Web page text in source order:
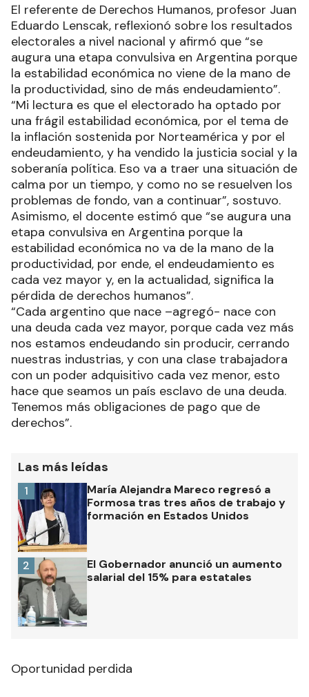
El referente de Derechos Humanos, profesor Juan
Eduardo Lenscak, reflexionó sobre los resultados
electorales a nivel nacional y afirmó que “se
augura una etapa convulsiva en Argentina porque
la estabilidad económica no viene de la mano de
la productividad, sino de más endeudamiento”.
“Mi lectura es que el electorado ha optado por
una frágil estabilidad económica, por el tema de
la inflación sostenida por Norteamérica y por el
endeudamiento, y ha vendido la justicia social y la
soberanía política. Eso va a traer una situación de
calma por un tiempo, y como no se resuelven los
problemas de fondo, van a continuar”, sostuvo.
Asimismo, el docente estimó que “se augura una
etapa convulsiva en Argentina porque la
estabilidad económica no va de la mano de la
productividad, por ende, el endeudamiento es
cada vez mayor y, en la actualidad, significa la
pérdida de derechos humanos”.
“Cada argentino que nace –agregó- nace con
una deuda cada vez mayor, porque cada vez más
nos estamos endeudando sin producir, cerrando
nuestras industrias, y con una clase trabajadora
con un poder adquisitivo cada vez menor, esto
hace que seamos un país esclavo de una deuda.
Tenemos más obligaciones de pago que de
derechos”.
Las más leídas
María Alejandra Mareco regresó a
Formosa tras tres años de trabajo y
formación en Estados Unidos
1
El Gobernador anunció un aumento
salarial del 15% para estatales
2
Oportunidad perdida